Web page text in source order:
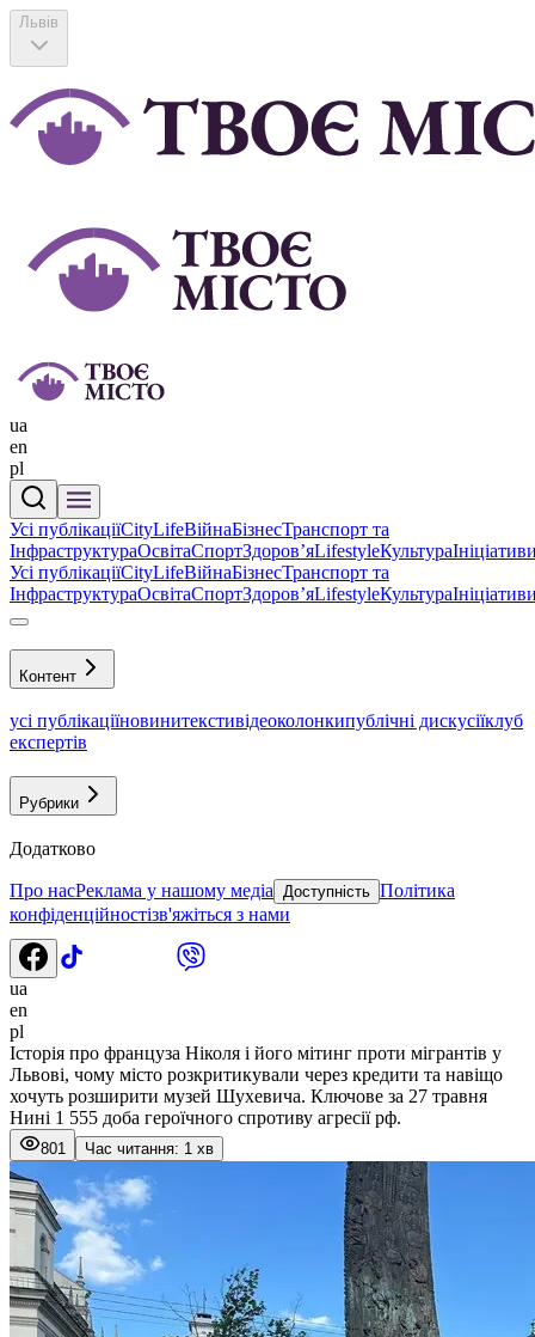
Львів
ua
en
pl
Усі публікаціїCityLifeВійнаБізнесТранспорт та
ІнфраструктураОсвітаСпортЗдоровʼяLifestyleКультура
Усі публікаціїCityLifeВійнаБізнесТранспорт та
ІнфраструктураОсвітаСпортЗдоровʼяLifestyleКультура
Контент
усі публікаціїновинитекстивідеоколонкипублічні дискусіїклуб
експертів
Рубрики
Додатково
Про насРеклама у нашому медіа Доступність Політика
конфіденційностізв'яжіться з нами
ua
en
pl
Історія про француза Ніколя і його мітинг проти мігрантів у
Львові, чому місто розкритикували через кредити та навіщо
хочуть розширити музей Шухевича. Ключове за 27 травня
Нині 1 555 доба героїчного спротиву агресії рф.
801 Час читання: 1 хв